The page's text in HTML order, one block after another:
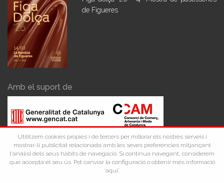
de Figueres
Amb el suport de
Utilitzem cookies pròpies i de tercers per millorar els nostres serveis i
mostrar-li publicitat relacionada amb les seves preferències mitjançant
l'anàlisi dels seus hàbits de navegació. Si contínua navegant, considerem
que accepta el seu ús. Pot canviar la configuració o obtenir més informació
‘aquí’.